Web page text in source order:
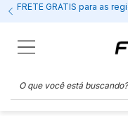
FRETE GRÁTIS para as